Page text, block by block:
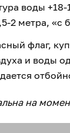
воды
2 метра, «с
флаг,
и воды
на